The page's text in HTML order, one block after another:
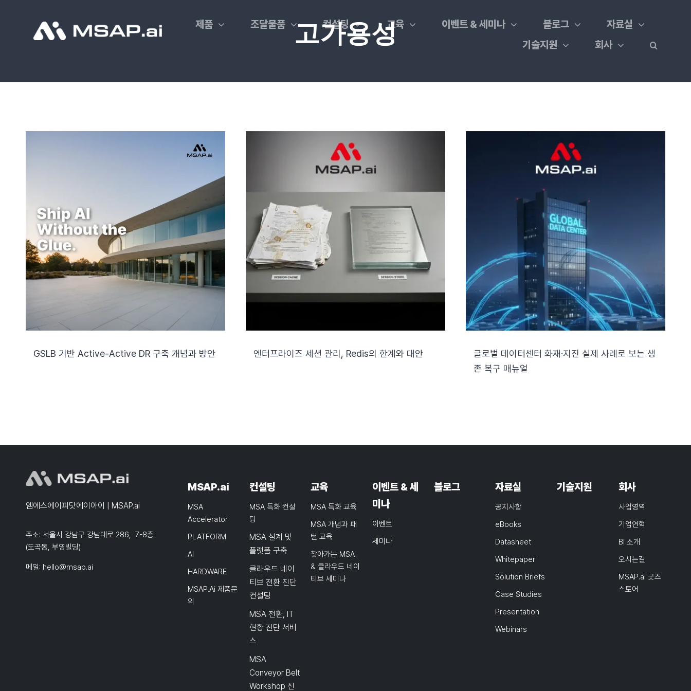
제품 조달물품 컨설팅 교육 이벤트 & 세미나 블로그
자료실
기술지원
회사
고가용성
GSLB 기반 Active-Active DR 구축 개념과 방안 엔터프라이즈 세션 관리, Redis의 한계와 대안
글로벌 데이터센터 화재·지진 실제 사례로 보는 생
존 복구 매뉴얼
엠에스에이피닷에이아이 | MSAP.ai
주소: 서울시 강남구 강남대로 286, 7-8층
(도곡동, 부영빌딩)
메일: hello@msap.ai
MSAP.ai
MSA
Accelerator
PLATFORM
AI
HARDWARE
MSAP.ai 제품문
의
컨설팅
MSA 특화 컨설
팅
MSA 설계 및
플랫폼 구축
클라우드 네이
티브 전환 진단
컨설팅
MSA 전환, IT
현황 진단 서비
스
MSA
Conveyor Belt
Workshop 신
교육
MSA 특화 교육
MSA 개념과 패
턴 교육
찾아가는 MSA
& 클라우드 네이
티브 세미나
이벤트 & 세
미나
이벤트
세미나
블로그 자료실
공지사항
eBooks
Datasheet
Whitepaper
Solution Briefs
Case Studies
Presentation
Webinars
기술지원 회사
사업영역
기업연혁
BI 소개
오시는길
MSAP.ai 굿즈
스토어